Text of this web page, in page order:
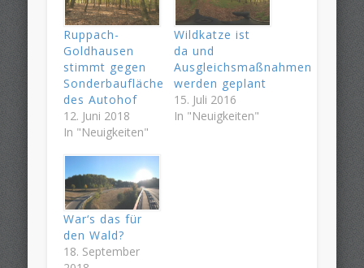
Ruppach-
Goldhausen
stimmt gegen
Sonderbaufläche
des Autohof
12. Juni 2018
In "Neuigkeiten"
Wildkatze ist
da und
Ausgleichsmaßnahmen
werden geplant
15. Juli 2016
In "Neuigkeiten"
War‘s das für
den Wald?
18. September